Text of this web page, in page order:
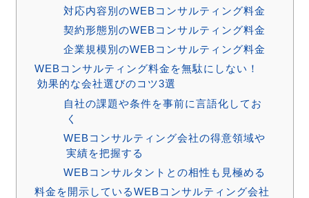
対応内容別のWEBコンサルティング料金
契約形態別のWEBコンサルティング料金
企業規模別のWEBコンサルティング料金
WEBコンサルティング料金を無駄にしない！
効果的な会社選びのコツ3選
自社の課題や条件を事前に言語化してお
く
WEBコンサルティング会社の得意領域や
実績を把握する
WEBコンサルタントとの相性も見極める
料金を開示しているWEBコンサルティング会社